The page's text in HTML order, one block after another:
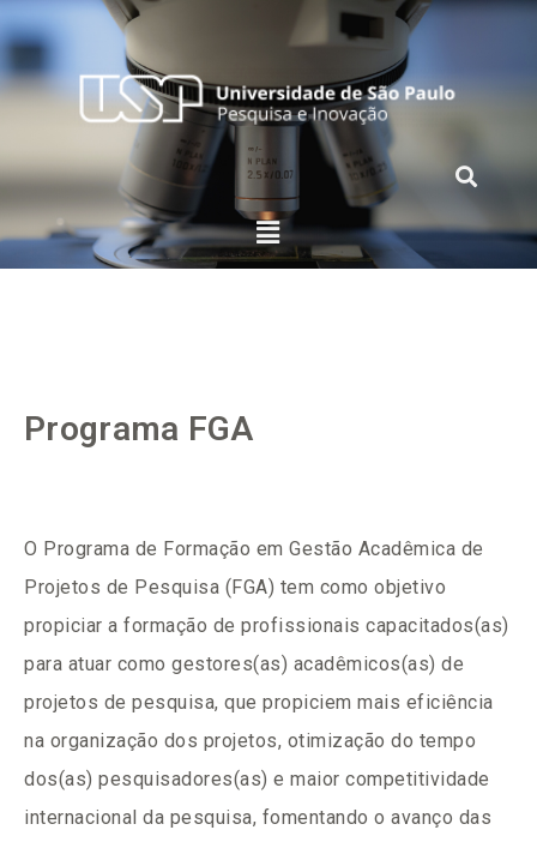
Programa FGA
O Programa de Formação em Gestão Acadêmica de
Projetos de Pesquisa (FGA) tem como objetivo
propiciar a formação de profissionais capacitados(as)
para atuar como gestores(as) acadêmicos(as) de
projetos de pesquisa, que propiciem mais eficiência
na organização dos projetos, otimização do tempo
dos(as) pesquisadores(as) e maior competitividade
internacional da pesquisa, fomentando o avanço das